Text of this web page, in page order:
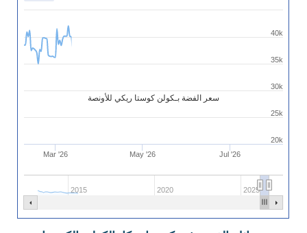
سعر الفضة بـكولن كوستا ريكي للأونصة
Mar '26 May '26 Jul '26
2015 2020 2025
20k
25k
30k
35k
40k